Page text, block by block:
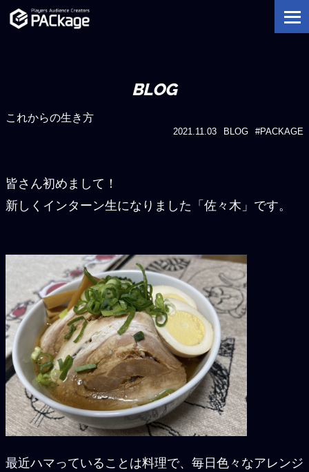
BLOG
これからの生き方
2021.11.03 BLOG #PACKAGE
皆さん初めまして！
新しくインターン生になりました「佐々木」です。
最近ハマっていることは料理で、毎日色々なアレンジ